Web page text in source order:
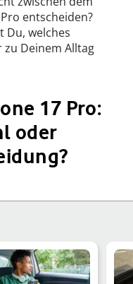
entscheiden?
Du, welches
Deinem Alltag
17 Pro:
oder